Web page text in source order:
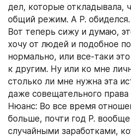
дел, которые откладывала,
общий режим. А Р. обиделся.
Вот теперь сижу и думаю,
хочу от людей и подобное
нормально, или все-таки
к другим. Ну или ко мне
столько ли мне нужна эта
даже совещательного права
Нюанс: Во все время
больше, почти год Р.
случайными заработками,